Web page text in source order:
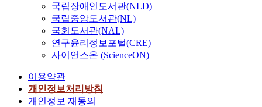
국립장애인도서관(NLD)
국립중앙도서관(NL)
국회도서관(NAL)
연구윤리정보포털(CRE)
사이언스온 (ScienceON)
이용약관
개인정보처리방침
개인정보 재동의